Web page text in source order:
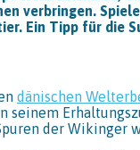
verbringen.
Ein Tipp für die
dänischen
der